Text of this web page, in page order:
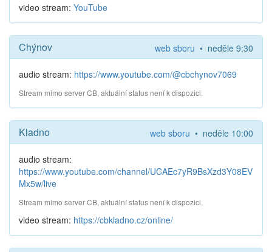
video stream: YouTube
web sboru • neděle 9:30
Chýnov
audio stream: https://www.youtube.com/@cbchynov7069
Stream mimo server CB, aktuální status není k dispozici.
web sboru • neděle 10:00
Kladno
audio stream:
https://www.youtube.com/channel/UCAEc7yR9BsXzd3Y08EV
Mx5w/live
Stream mimo server CB, aktuální status není k dispozici.
video stream: https://cbkladno.cz/online/